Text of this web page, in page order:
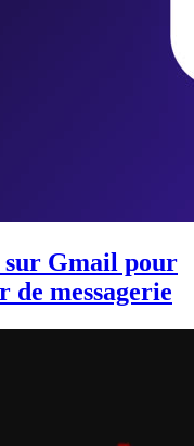
Gmail pour
de messagerie